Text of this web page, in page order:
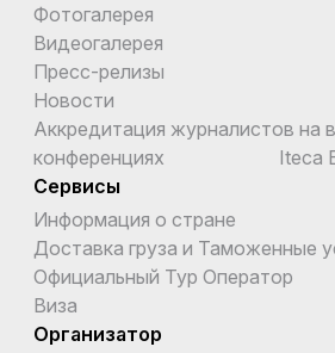
Фотогалерея
Видеогалерея
Пресс-релизы
Новости
Аккредитация журналистов на
конференциях Iteca
Сервисы
Информация о стране
Доставка груза и Таможенные
Официальный Тур Оператор
Виза
Организатор